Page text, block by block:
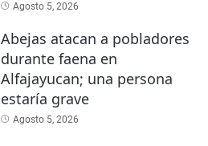
Agosto 5, 2026
Abejas atacan a pobladores
durante faena en
Alfajayucan; una persona
estaría grave
Agosto 5, 2026